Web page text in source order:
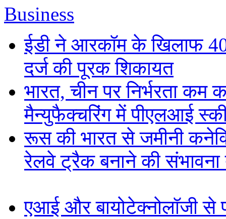
Business
ईडी ने आरकॉम के खिलाफ
दर्ज की पूरक शिकायत
भारत, चीन पर निर्भरता कम
मैन्युफैक्चरिंग में पीएलआई
रूस की भारत से जमीनी
रेलवे ट्रैक बनाने की
एआई और बायोटेक्नोलॉजी से